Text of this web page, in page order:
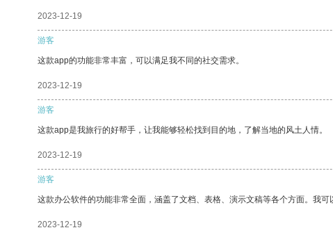
2023-12-19
游客
这款app的功能非常丰富，可以满足我不同的社交需求。
2023-12-19
游客
这款app是我旅行的好帮手，让我能够轻松找到目的地，了解当地的风土人情。
2023-12-19
游客
这款办公软件的功能非常全面，涵盖了文档、表格、演示文稿等各个方面。我可
2023-12-19